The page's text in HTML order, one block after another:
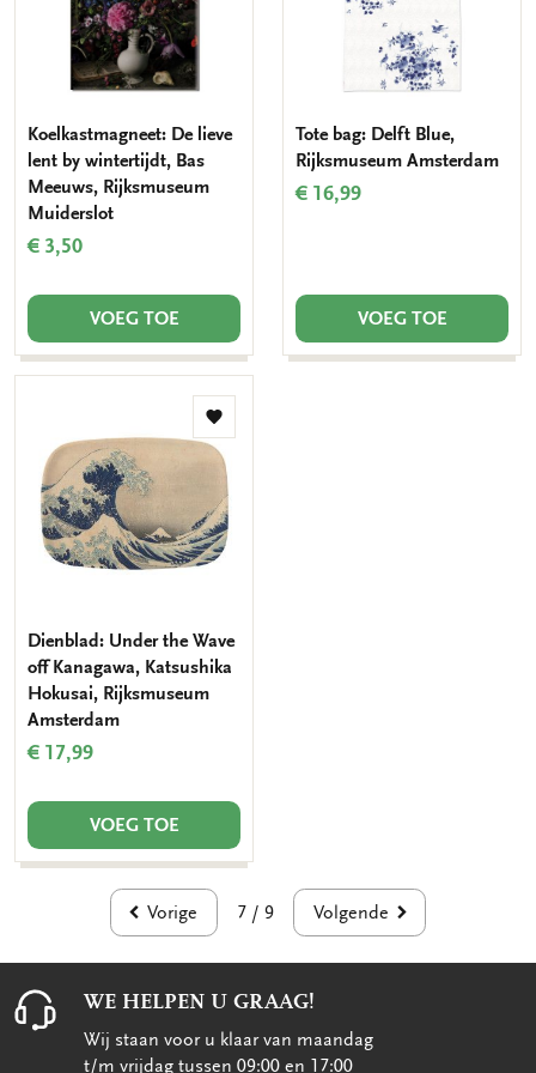
Koelkastmagneet: De lieve
lent by wintertijdt, Bas
Meeuws, Rijksmuseum
Muiderslot
€ 3,50
VOEG TOE
Tote bag: Delft Blue,
Rijksmuseum Amsterdam
€ 16,99
VOEG TOE
Toevoegen
aan
verlanglijst
Dienblad: Under the Wave
off Kanagawa, Katsushika
Hokusai, Rijksmuseum
Amsterdam
€ 17,99
VOEG TOE
Vorige 7 / 9 Volgende
WE HELPEN U GRAAG!
Wij staan voor u klaar van maandag
t/m vrijdag tussen 09:00 en 17:00